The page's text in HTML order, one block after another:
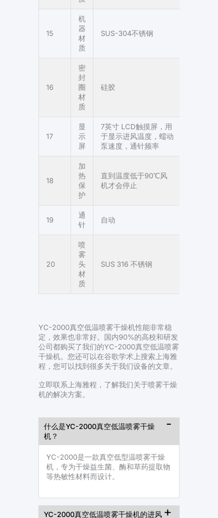
15
机
器
材
质
SUS-304不锈钢
16
密
封
圈
材
质
硅胶
17
显
示
屏
7英寸 LCD触摸屏，用
于显示进风温度，蠕动
泵速度，通针频率
18
加
热
保
护
直到温度低于90℃风
机才会停止
19
通
针
自动
20
喷
雾
头
材
质
SUS 316 不锈钢
YC-2000真空低温喷雾干燥机性能非常稳
定，效果也非常好。国内90%的高校和研发
公司都购买了我们的YC-2000真空低温喷雾
干燥机。您还可以在谷歌学术上搜索上海雅
程，您可以找到很多关于我们设备的文章。
立即联系上海雅程，了解我们关于喷雾干燥
机的解决方案。
什么是YC-2000真空低温喷雾干燥
机？
YC-2000是一款真空低型温喷雾干燥
机，专为干燥益生菌、酶和草药提取物
等热敏性材料而设计。
YC-2000真空低温喷雾干燥机的进风